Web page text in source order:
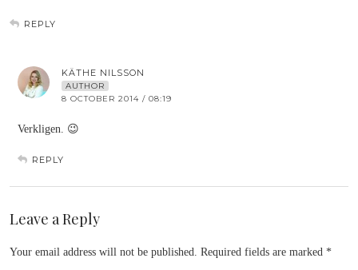
REPLY
KÄTHE NILSSON
AUTHOR
8 OCTOBER 2014 / 08:19
Verkligen. 😉
REPLY
Leave a Reply
Your email address will not be published. Required fields are marked *